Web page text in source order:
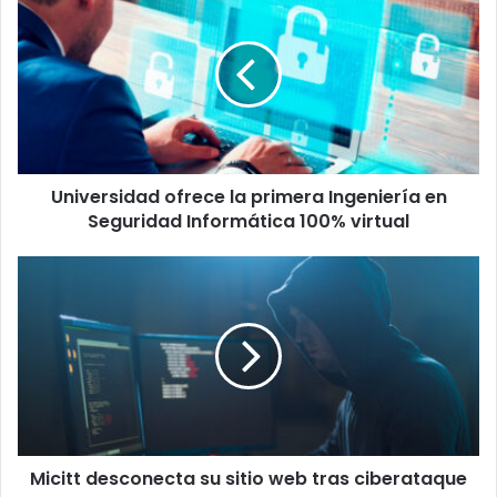
ofrece
la
primera
Ingeniería
100%
virtualUniversidad ofrece la primera Ingeniería en
Seguridad Informática 100% virtual
ciberataque
Micitt desconecta su sitio web tras ciberataque